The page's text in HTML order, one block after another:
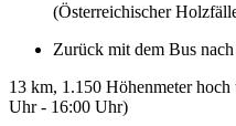
(Österreichischer
Zurück mit dem Bus
13 km, 1.150 Höhenmeter
Uhr - 16:00 Uhr)